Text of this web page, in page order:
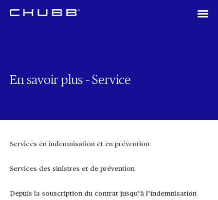
En savoir plus – Service
Services en indemnisation et en prévention
Services des sinistres et de prévention
Depuis la souscription du contrat jusqu’à l’indemnisation